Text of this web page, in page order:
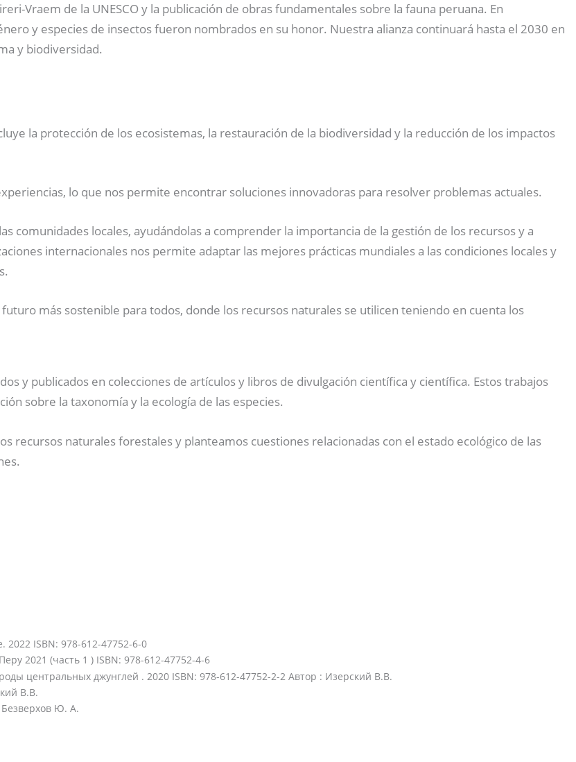
Vraem de la UNESCO y la publicación de obras fundamentales sobre la fauna peruana. En
y especies de insectos fueron nombrados en su honor. Nuestra alianza continuará hasta el 2030 en
y biodiversidad.
la protección de los ecosistemas, la restauración de la biodiversidad y la reducción de los impactos
lo que nos permite encontrar soluciones innovadoras para resolver problemas actuales.
comunidades locales, ayudándolas a comprender la importancia de la gestión de los recursos y a
internacionales nos permite adaptar las mejores prácticas mundiales a las condiciones locales y
más sostenible para todos, donde los recursos naturales se utilicen teniendo en cuenta los
y publicados en colecciones de artículos y libros de divulgación científica y científica. Estos trabajos
sobre la taxonomía y la ecología de las especies.
recursos naturales forestales y planteamos cuestiones relacionadas con el estado ecológico de las